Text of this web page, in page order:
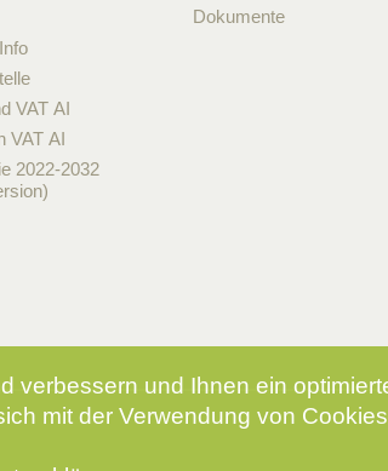
VAT AI
VAT AI
2022-2032
Dokumente
verbessern und Ihnen ein
mit der Verwendung von